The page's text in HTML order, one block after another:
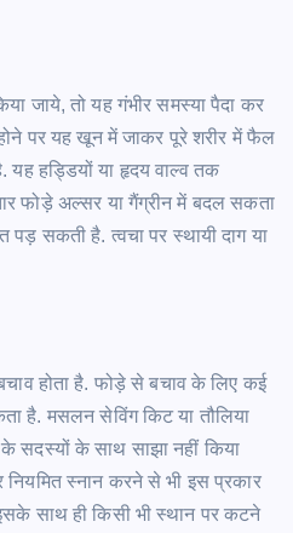
जाये, तो यह गंभीर समस्या पैदा कर
पर यह खून में जाकर पूरे शरीर में फैल
यह हड्डियों या हृदय वाल्व तक
फोड़ेअल्सर या गैंग्रीन में बदल सकता
पड़ सकतीहै. त्वचा पर स्थायी दाग या
होताहै. फोड़े से बचाव के लिए कई
है. मसलन सेविंग किट या तौलिया
सदस्यों के साथ साझा नहीं किया
स्नान करने से भी इस प्रकार
साथ ही किसी भी स्थान पर कटने